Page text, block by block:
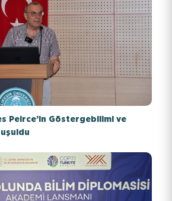
Peirce’in Göstergebilimi ve